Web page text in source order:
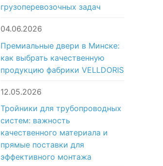
грузоперевозочных задач
04.06.2026
Премиальные двери в Минске:
как выбрать качественную
продукцию фабрики VELLDORIS
12.05.2026
Тройники для трубопроводных
систем: важность
качественного материала и
прямые поставки для
эффективного монтажа